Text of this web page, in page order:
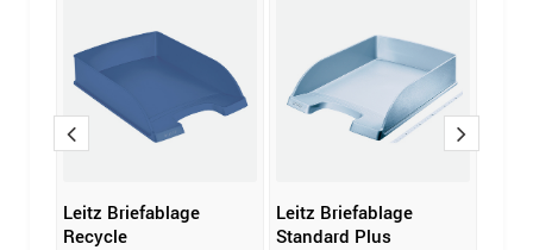
Leitz Briefablage
Recycle
Leitz Briefablage
Standard Plus